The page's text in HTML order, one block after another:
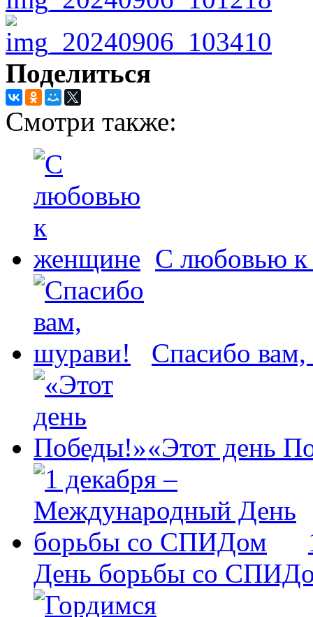
Поделиться
Смотри также:
С любовью
Спасибо
«Этот день
День борьбы со